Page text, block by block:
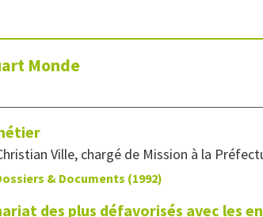
Monde
Ville, chargé de Mission à la
& Documents (1992)
des plus défavorisés avec les